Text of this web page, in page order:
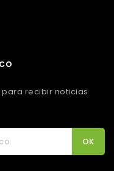
recibir noticias